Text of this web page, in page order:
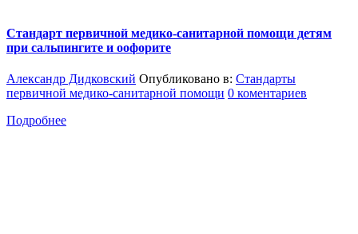
Стандарт первичной медико-санитарной помощи детям
при сальпингите и оофорите
Александр Дидковский Опубликовано в: Стандарты
первичной медико-санитарной помощи 0 коментариев
Подробнее